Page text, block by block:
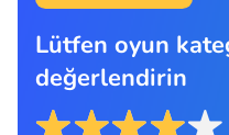
Lütfen oyun
değerlendirin